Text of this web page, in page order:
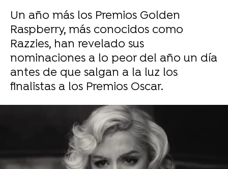
Un año más los Premios Golden
Raspberry, más conocidos como
Razzies, han revelado sus
nominaciones a lo peor del año un día
antes de que salgan a la luz los
finalistas a los Premios Oscar.
Ana de Armas, Viola Davis o 'Todo a la vez en
todas partes': Lista de nominados a los
BAFTA 2023